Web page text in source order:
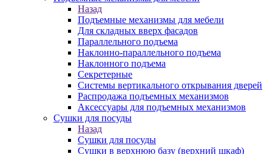
Назад
Подъемные механизмы для мебели
Для складных вверх фасадов
Параллельного подъема
Наклонно-параллельного подъема
Наклонного подъема
Секретерные
Системы вертикального открывания дверей
Распродажа подъемных механизмов
Аксессуары для подъемных механизмов
Сушки для посуды
Назад
Сушки для посуды
Сушки в верхнюю базу (верхний шкаф)